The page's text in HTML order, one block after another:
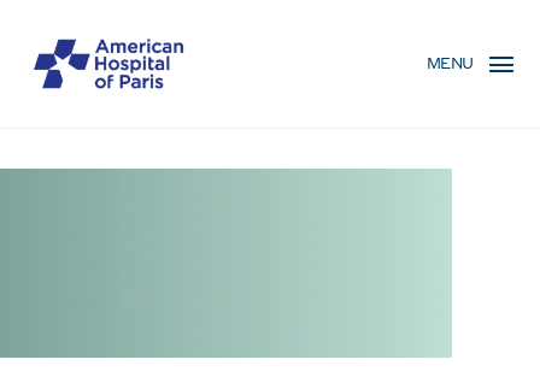
main
MENU
MOBILE
MENU
BREADCRUMB